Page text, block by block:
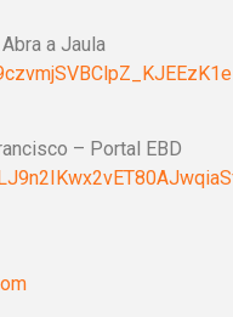
a Jaula
– Portal EBD